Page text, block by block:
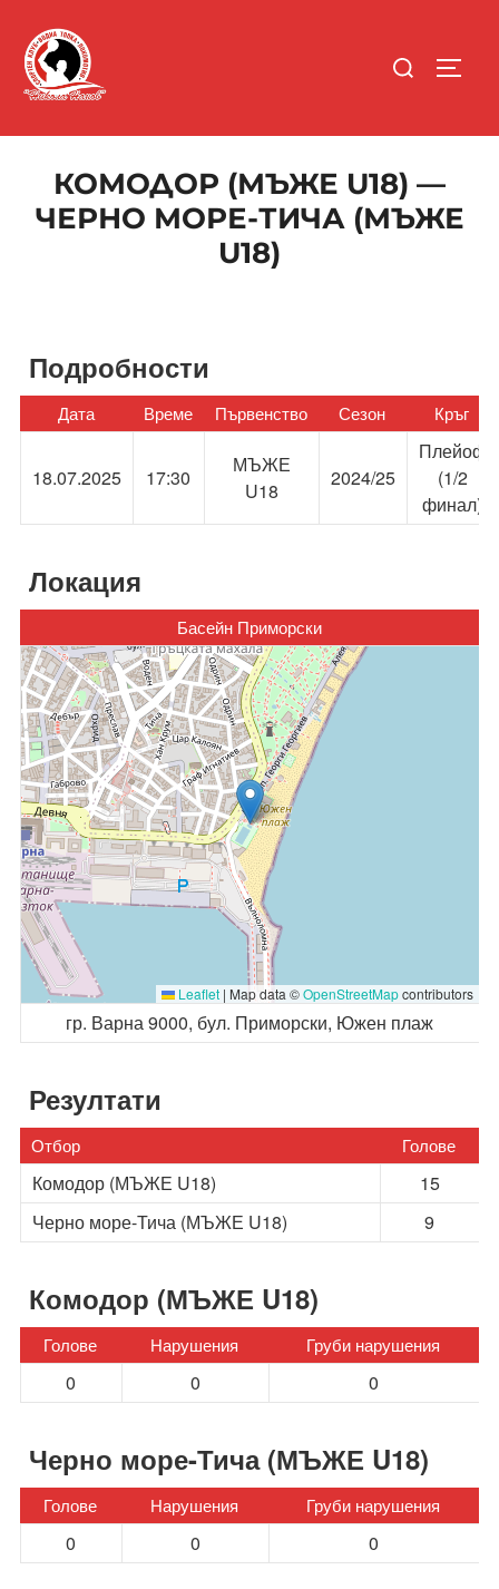
content
Search
for:
КОМОДОР (МЪЖЕ U18) —
ЧЕРНО МОРЕ-ТИЧА (МЪЖЕ
U18)
Подробности
Дата Време Първенство Сезон Кръг
18.07.2025 17:30
МЪЖЕ
U18
2024/25
Плейоф
(1/2
финал)
Локация
Басейн Приморски
Leaflet | Map data ©OpenStreetMapcontributors
гр. Варна 9000, бул. Приморски, Южен плаж
Резултати
Отбор Голове
Комодор (МЪЖЕ U18)
15
Черно море-Тича (МЪЖЕ U18)
9
Комодор (МЪЖЕ U18)
Голове Нарушения Груби нарушения
0 0 0
Черно море-Тича (МЪЖЕ U18)
Голове Нарушения Груби нарушения
0 0 0